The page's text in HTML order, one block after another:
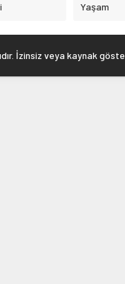
Yaşam
İzinsiz veya kaynak